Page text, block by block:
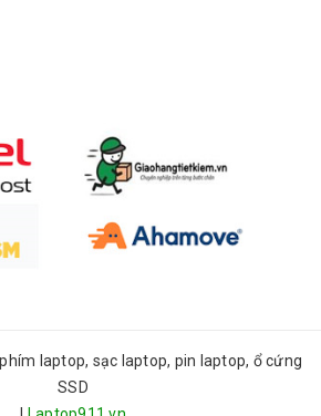
laptop, sạc laptop, pin laptop, ổ cứng
SSD